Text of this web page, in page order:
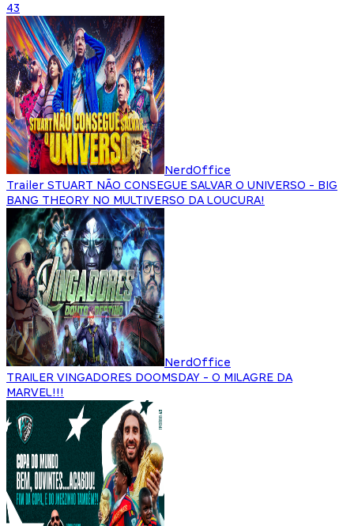
43
NerdOffice
Trailer STUART NÃO CONSEGUE SALVAR O UNIVERSO - BIG
BANG THEORY NO MULTIVERSO DA LOUCURA!
NerdOffice
TRAILER VINGADORES DOOMSDAY - O MILAGRE DA
MARVEL!!!